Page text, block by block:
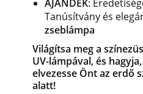
AJÁNDÉK:
Tanúsítvány és
zseblámpa
Világítsa meg a
UV-lámpával, és
elvezesse Önt az erdő
alatt!